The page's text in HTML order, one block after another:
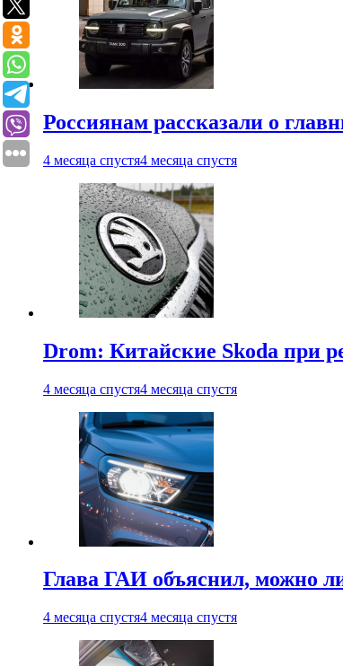
Россиянам рассказали о
4 месяца спустя4 месяца спустя
Drom: Китайские Skoda при
4 месяца спустя4 месяца спустя
Глава ГАИ объяснил, можно
4 месяца спустя4 месяца спустя